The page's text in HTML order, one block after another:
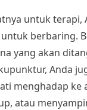
untuk terapi,
berbaring.
yang akan
Anda
menghadap ke
atau